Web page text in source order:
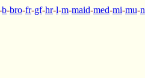
b-bro-fr-gf-hr-l-m-maid-med-mi-mu-